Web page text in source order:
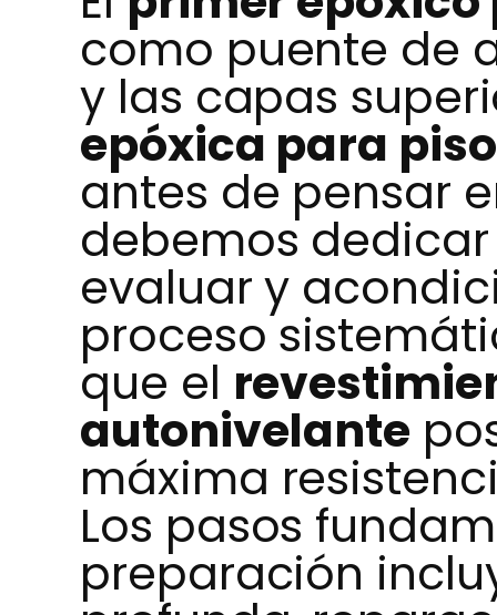
como puente de
y las capas
epóxica para
antes de pensar
debemos
evaluar y
proceso
que el
autonivelante
máxima
Los pasos
preparación